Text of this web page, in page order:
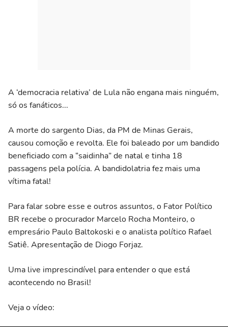
A ‘democracia relativa’ de Lula não engana mais ninguém,
só os fanáticos...
A morte do sargento Dias, da PM de Minas Gerais,
causou comoção e revolta. Ele foi baleado por um bandido
beneficiado com a “saidinha” de natal e tinha 18
passagens pela polícia. A bandidolatria fez mais uma
vítima fatal!
Para falar sobre esse e outros assuntos, o Fator Político
BR recebe o procurador Marcelo Rocha Monteiro, o
empresário Paulo Baltokoski e o analista político Rafael
Satiê. Apresentação de Diogo Forjaz.
Uma live imprescindível para entender o que está
acontecendo no Brasil!
Veja o vídeo: